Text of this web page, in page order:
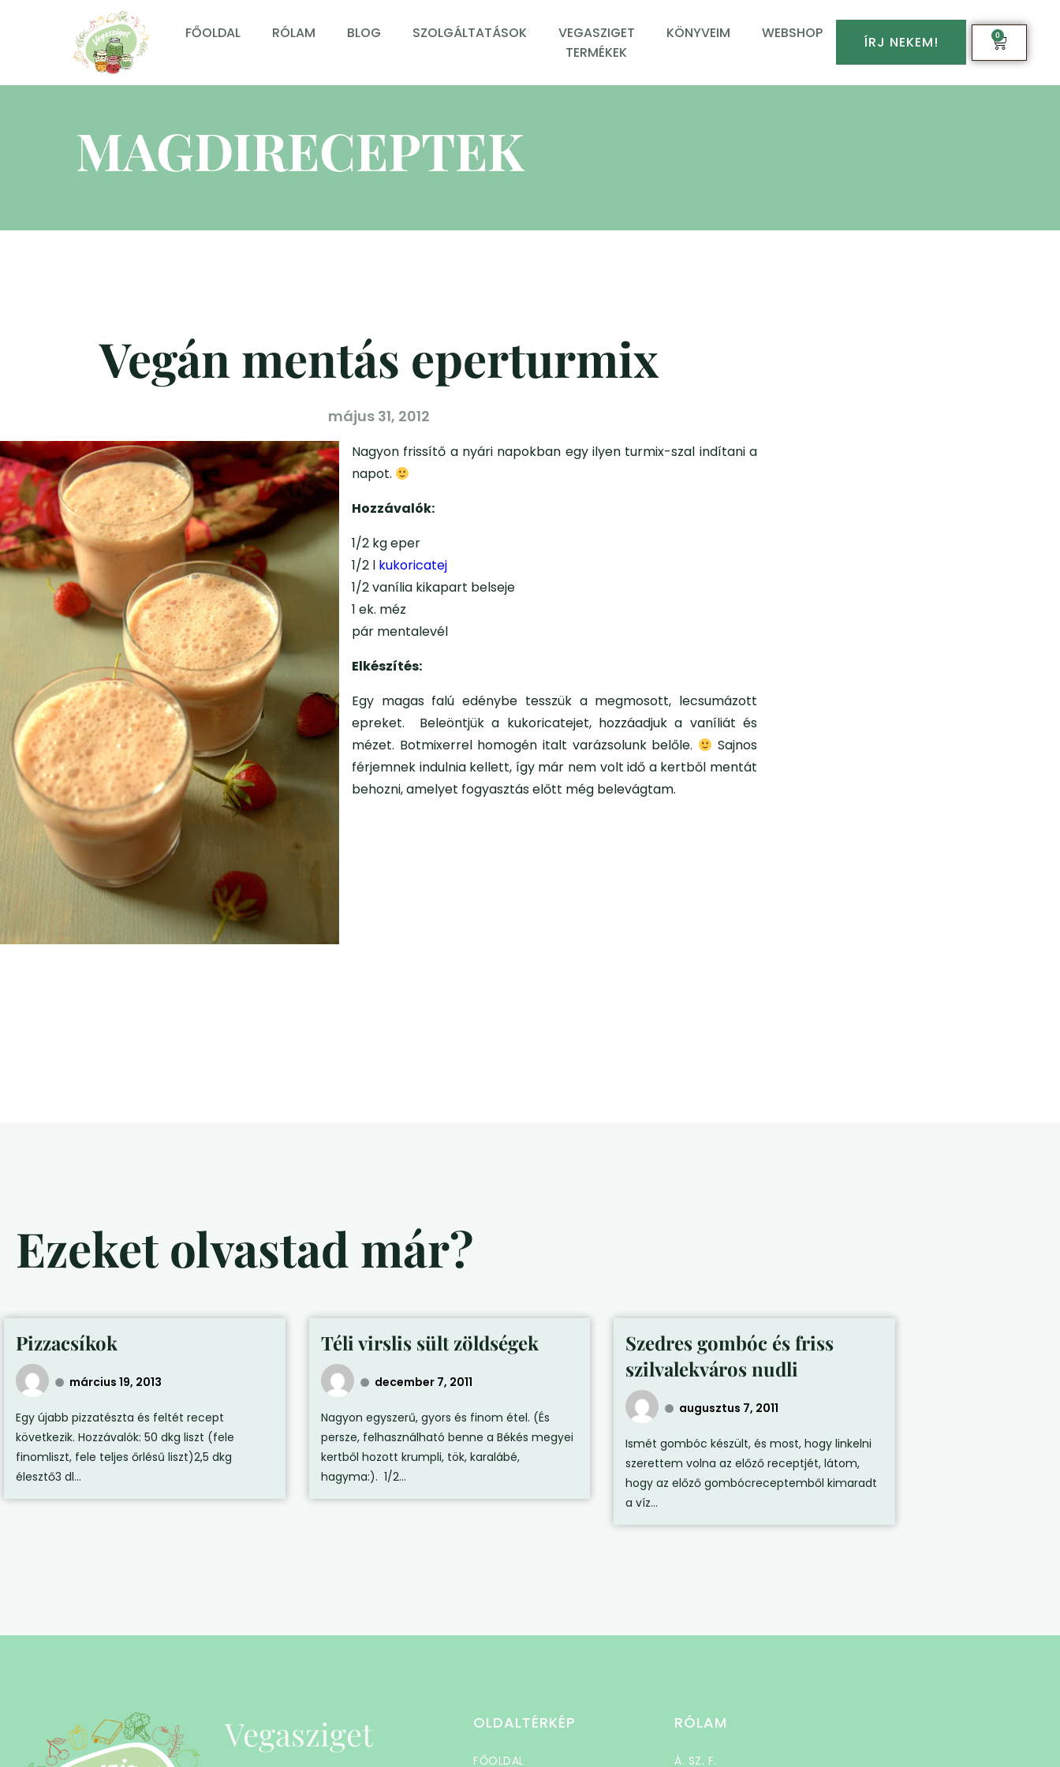
FŐOLDAL RÓLAM BLOG SZOLGÁLTATÁSOK
VEGASZIGET
TERMÉKEK
KÖNYVEIM WEBSHOP
ÍRJ NEKEM! 0
MAGDIRECEPTEK
Vegán mentás eperturmix
május 31, 2012
Nagyon frissítő a nyári napokban egy ilyen turmix-szal indítani a
napot.
Hozzávalók:
1/2 kg eper
1/2 l kukoricatej
1/2 vanília kikapart belseje
1 ek. méz
pár mentalevél
Elkészítés:
Egy magas falú edénybe tesszük a megmosott, lecsumázott
epreket. Beleöntjük a kukoricatejet, hozzáadjuk a vaníliát és
mézet. Botmixerrel homogén italt varázsolunk belőle.
Sajnos
férjemnek indulnia kellett, így már nem volt idő a kertből mentát
behozni, amelyet fogyasztás előtt még belevágtam.
Ezeket olvastad már?
Pizzacsíkok
március 19, 2013
Egy újabb pizzatészta és feltét recept
következik. Hozzávalók: 50 dkg liszt (fele
finomliszt, fele teljes őrlésű liszt)2,5 dkg
élesztő3 dl...
Téli virslis sült zöldségek
december 7, 2011
Nagyon egyszerű, gyors és finom étel. (És
persze, felhasználható benne a Békés megyei
kertből hozott krumpli, tök, karalábé,
hagyma:). 1/2...
Szedres gombóc és friss
szilvalekváros nudli
augusztus 7, 2011
Ismét gombóc készült, és most, hogy linkelni
szerettem volna az előző receptjét, látom,
hogy az előző gombócreceptemből kimaradt
a víz...
Vegasziget OLDALTÉRKÉP
FŐOLDAL
RÓLAM
Á. SZ. F.